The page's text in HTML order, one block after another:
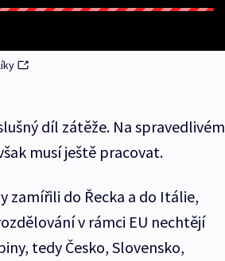
díl zátěže. Na spravedlivém
musí ještě pracovat.
zamířili do Řecka a do Itálie,
v rámci EU nechtějí
tedy Česko, Slovensko,